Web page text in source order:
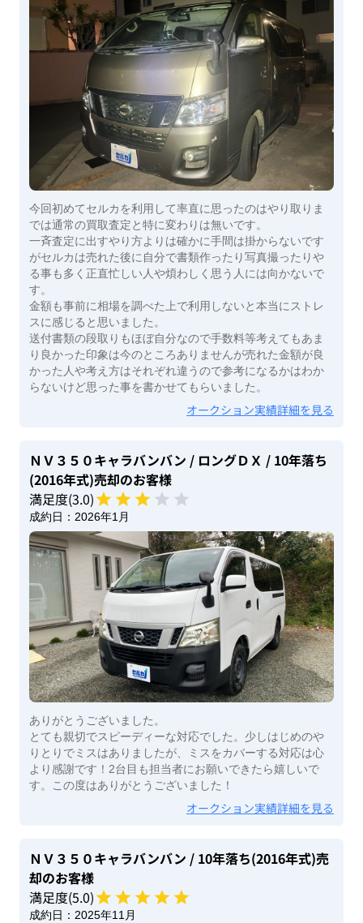
今回初めてセルカを利用して率直に思ったのはやり取りま
では通常の買取査定と特に変わりは無いです。
一斉査定に出すやり方よりは確かに手間は掛からないです
がセルカは売れた後に自分で書類作ったり写真撮ったりや
る事も多く正直忙しい人や煩わしく思う人には向かないで
す。
金額も事前に相場を調べた上で利用しないと本当にストレ
スに感じると思いました。
送付書類の段取りもほぼ自分なので手数料等考えてもあま
り良かった印象は今のところありませんが売れた金額が良
かった人や考え方はそれぞれ違うので参考になるかはわか
らないけど思った事を書かせてもらいました。
オークション実績詳細を見る
ＮＶ３５０キャラバンバン / ロングＤＸ / 10年落ち
(2016年式)売却のお客様
満足度(3.0)
成約日： 2026年1月
ありがとうございました。
とても親切でスピーディーな対応でした。少しはじめのや
りとりでミスはありましたが、ミスをカバーする対応は心
より感謝です！2台目も担当者にお願いできたら嬉しいで
す。この度はありがとうございました！
オークション実績詳細を見る
ＮＶ３５０キャラバンバン / 10年落ち(2016年式)売
却のお客様
満足度(5.0)
成約日： 2025年11月